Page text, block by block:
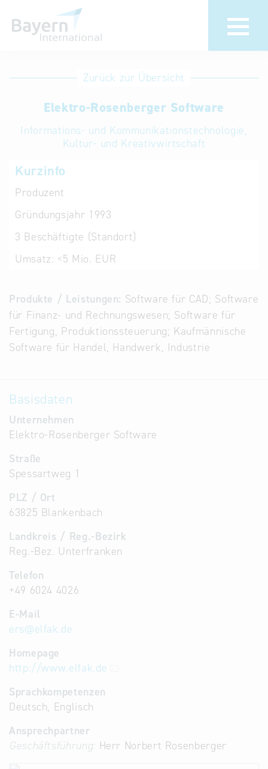
Anmeldung
Unternehmen
Institution
Eintrag
löschen
Aktualisieren
Sie Ihren
Datenbanken
aus
Österreich
und der
Zurück zur Übersicht
Elektro-Rosenberger Software
Informations- und Kommunikationstechnologie,
Kultur- und Kreativwirtschaft
Kurzinfo
Produzent
Gründungsjahr 1993
3 Beschäftigte (Standort)
Umsatz: <5 Mio. EUR
Produkte / Leistungen: Software für CAD; Software
für Finanz- und Rechnungswesen; Software für
Fertigung, Produktionssteuerung; Kaufmännische
Software für Handel, Handwerk, Industrie
Basisdaten
Unternehmen
Elektro-Rosenberger Software
Straße
Spessartweg 1
PLZ / Ort
63825 Blankenbach
Landkreis / Reg.-Bezirk
Reg.-Bez. Unterfranken
Telefon
+49 6024 4026
E-Mail
ers@elfak.de
Homepage
http://www.elfak.de
Sprachkompetenzen
Deutsch, Englisch
Ansprechpartner
Geschäftsführung: Herr Norbert Rosenberger